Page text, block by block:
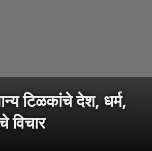
टिळकांचे देश, धर्म,
विचार